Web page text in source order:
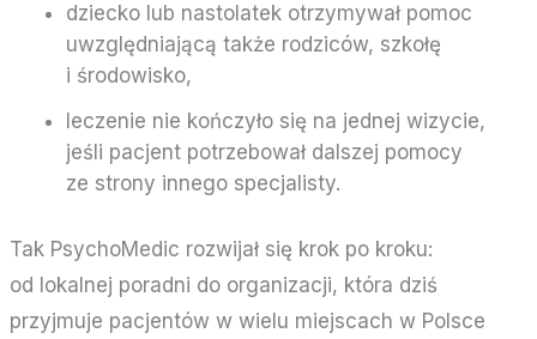
dziecko lub nastolatek otrzymywał pomoc
uwzględniającą także rodziców, szkołę
i środowisko,
leczenie nie kończyło się na jednej wizycie,
jeśli pacjent potrzebował dalszej pomocy
ze strony innego specjalisty.
Tak PsychoMedic rozwijał się krok po kroku:
od lokalnej poradni do organizacji, która dziś
przyjmuje pacjentów w wielu miejscach w Polsce